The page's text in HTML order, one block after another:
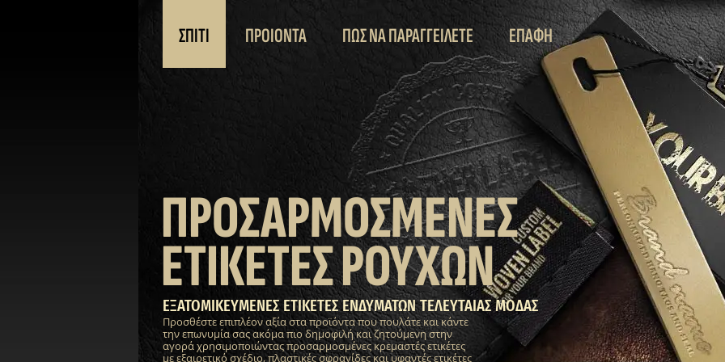
ΠΡΟΣΑΡΜΟΣΜΕΝΕΣ
ΕΤΙΚΕΤΕΣ ΡΟΥΧΩΝ
ΕΞΑΤΟΜΙΚΕΥΜΕΝΕΣ ΕΤΙΚΕΤΕΣ ΕΝΔΥΜΑΤΩΝ ΤΕΛΕΥΤΑΙΑΣ ΜΟΔΑΣ
Προσθέστε επιπλέον αξία στα προϊόντα που πουλάτε και κάντε
την επωνυμία σας ακόμα πιο δημοφιλή και ζητούμενη στην
αγορά χρησιμοποιώντας προσαρμοσμένες κρεμαστές ετικέτες
με εξαιρετικό σχέδιο, πλαστικές σφραγίδες και υφαντές ετικέτες
ΣΠΙΤΙ ΠΡΟΙΟΝΤΑ ΠΩΣ ΝΑ ΠΑΡΑΓΓΕΙΛΕΤΕ ΕΠΑΦΗ